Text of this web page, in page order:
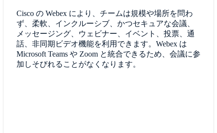
Cisco の Webex により、チームは規模や場所を問わ
ず、柔軟、インクルーシブ、かつセキュアな会議、
メッセージング、ウェビナー、イベント、投票、通
話、非同期ビデオ機能を利用できます。Webex は
Microsoft Teams や Zoom と統合できるため、会議に参
加しそびれることがなくなります。